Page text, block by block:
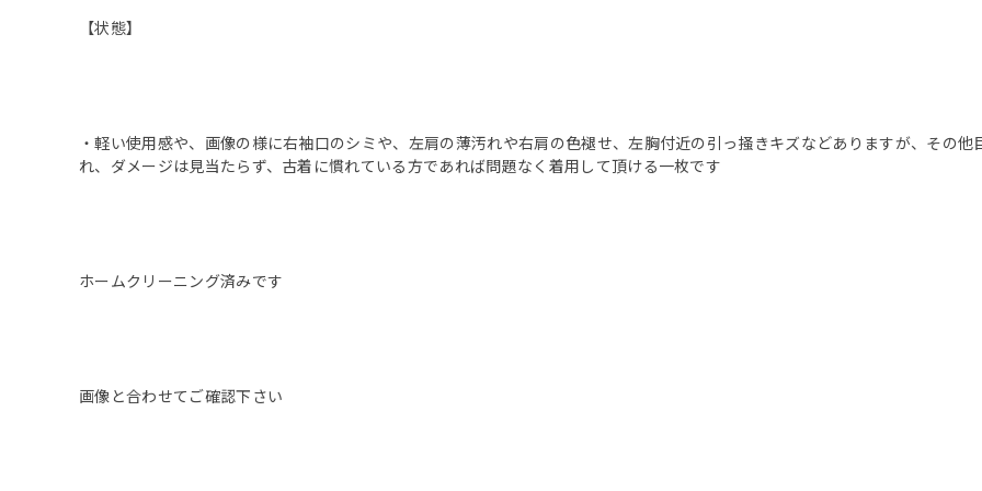
【状態】
・軽い使用感や、画像の様に右袖口のシミや、左肩の薄汚れや右肩の色褪せ、左胸付近の引っ掻きキズなどありますが、その他
れ、ダメージは見当たらず、古着に慣れている方であれば問題なく着用して頂ける一枚です
ホームクリーニング済みです
画像と合わせてご確認下さい